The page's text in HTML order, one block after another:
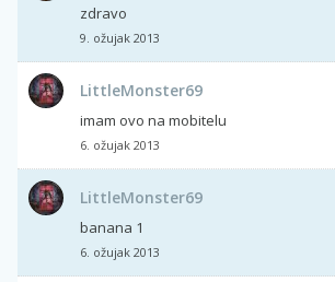
zdravo
9. ožujak 2013
LittleMonster69
imam ovo na mobitelu
6. ožujak 2013
LittleMonster69
banana 1
6. ožujak 2013